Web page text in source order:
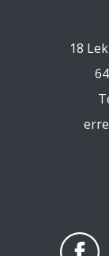
18